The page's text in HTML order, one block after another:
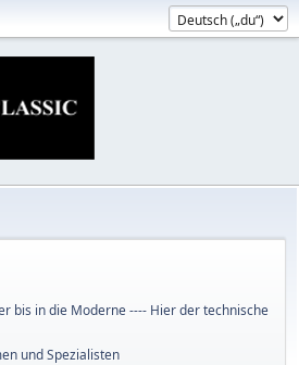
bis in die Moderne ---- Hier der technische
und Spezialisten